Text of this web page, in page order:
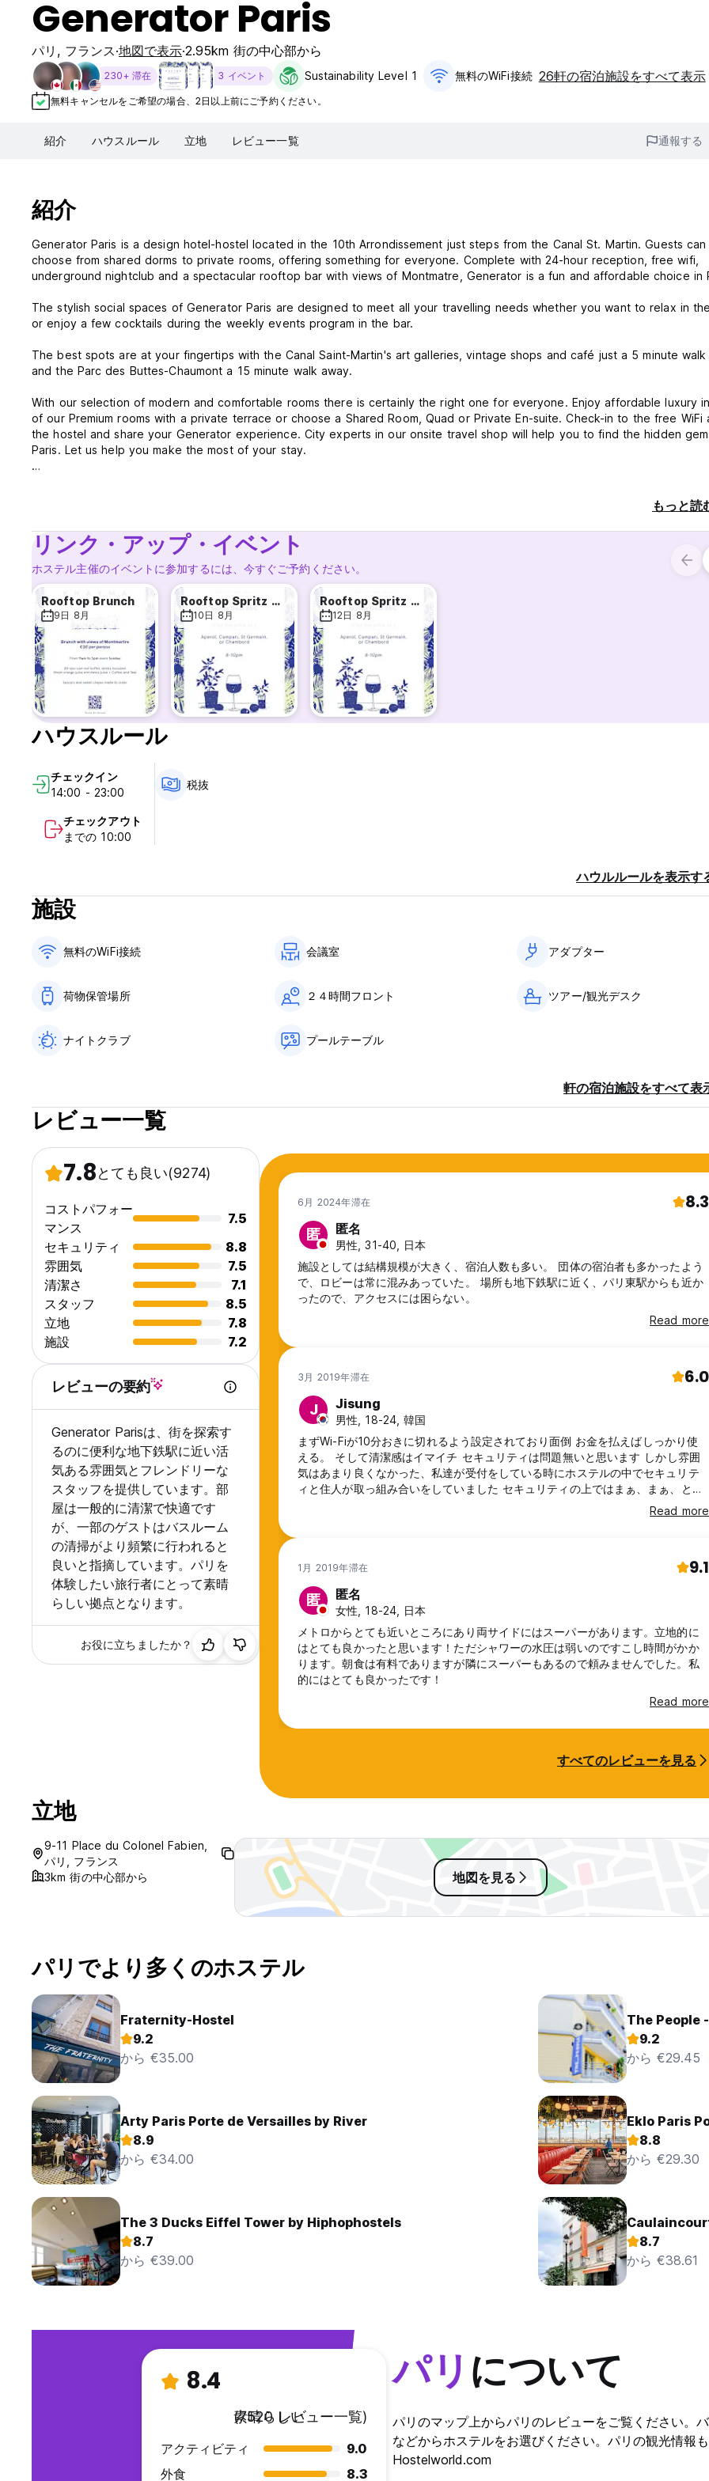
Generator Paris
パリ , フランス 地図で表示 2.95km 街の中心部から
230+ 滞在 3 イベント Sustainability Level 1 無料のWiFi接続 26軒の宿泊施設をすべて表示
無料キャンセルをご希望の場合、2日以上前にご予約ください。
紹介 ハウスルール 立地 レビュー一覧 通報する
紹介
Generator Paris is a design hotel-hostel located in the 10th Arrondissement just steps from the Canal St. Martin. Guests can
choose from shared dorms to private rooms, offering something for everyone. Complete with 24-hour reception, free wifi,
underground nightclub and a spectacular rooftop bar with views of Montmatre, Generator is a fun and affordable choice in
The stylish social spaces of Generator Paris are designed to meet all your travelling needs whether you want to relax in
or enjoy a few cocktails during the weekly events program in the bar.
The best spots are at your fingertips with the Canal Saint-Martin's art galleries, vintage shops and café just a 5 minute walk
and the Parc des Buttes-Chaumont a 15 minute walk away.
With our selection of modern and comfortable rooms there is certainly the right one for everyone. Enjoy affordable luxury
of our Premium rooms with a private terrace or choose a Shared Room, Quad or Private En-suite. Check-in to the free WiFi
the hostel and share your Generator experience. City experts in our onsite travel shop will help you to find the hidden
Paris. Let us help you make the most of your stay.
Check-in starts at 2 pm.
Check-out time is 10 am.
In case of no show or late cancellation, the total amount of the full booking will be charged unless the property is
arrival by the guest.
Cancellation policy: 24 hours before arrival.
This property may pre-authorize your card before arrival.
Payment types accepted at this property: cash, credit card and debit card.
Taxes included.
Breakfast not included. (International breakfast available upon request from 7 am to 10 am).
No curfew.
Non smoking rooms.
24H front desk.
Free WiFi access.
IMPORTANT INFO: please note that the Rooftop is closed during the winter season, from October to April.
GROUPS
Any reservation of 10 people or more per night will be considered a group with different terms and conditions. Groups
reservations can only be made through our reservations team, and Generator reserves the right to cancel it otherwise
BREAKFAST
Breakfast not included.
PET
In addition anyone over the age of 18 staying at Generator Paris will be charged a City Tax up to a maximum of 2.88 euro
person per night. This will be payable at check-in
Generator does not accept bookings from guests under the age of 16.
Minors can only stay in a private room when accompanied by a parent or legal guardian, who must stay in the same room.
relationship is not clear, a completed parental consent form must be presented at check-in. Guests under 18 are not
stay in shared dorms.
A parental consent form signed by a parent or legal guardian is required, along with a copy of the parent/legal guardian’s
Generator reserves the right to contact the parent or legal guardian to verify consent.
All guests must present a valid photo ID at check-in. Failure to comply with this policy will result in automatic cancellation
refund.
もっと読
リンク・アップ・イベント
ホステル主催のイベントに参加するには、今すぐご予約ください。
Rooftop Brunch
9日 8月
Rooftop Spritz Deal
10日 8月
Rooftop Spritz Deal
12日 8月
ハウスルール
チェックイン
14:00 - 23:00
チェックアウト
までの 10:00
税抜
ハウルルールを表示す
施設
無料のWiFi接続 会議室 アダプター
荷物保管場所 ２４時間フロント ツアー/観光デスク
ナイトクラブ プールテーブル
軒の宿泊施設をすべて表
レビュー一覧
7.8とても良い(9274)
コストパフォー
マンス
7.5
セキュリティ
8.8
雰囲気
7.5
清潔さ
7.1
スタッフ
8.5
立地
7.8
施設
7.2
レビューの要約
Generator Parisは、街を探索す
るのに便利な地下鉄駅に近い活
気ある雰囲気とフレンドリーな
スタッフを提供しています。部
屋は一般的に清潔で快適です
が、一部のゲストはバスルーム
の清掃がより頻繁に行われると
良いと指摘しています。パリを
体験したい旅行者にとって素晴
らしい拠点となります。
お役に立ちましたか？
6月 2024年滞在 8.3
匿 匿名
男性, 31-40, 日本
施設としては結構規模が大きく、宿泊人数も多い。 団体の宿泊者も多かったよう
で、ロビーは常に混みあっていた。 場所も地下鉄駅に近く、パリ東駅からも近か
ったので、アクセスには困らない。
Read more
3月 2019年滞在 6.0
J Jisung
男性, 18-24, 韓国
まずWi-Fiが10分おきに切れるよう設定されており面倒 お金を払えばしっかり使
える。 そして清潔感はイマイチ セキュリティは問題無いと思います しかし雰囲
気はあまり良くなかった、私達が受付をしている時にホステルの中でセキュリテ
ィと住人が取っ組み合いをしていました セキュリティの上ではまぁ、まぁ、とい
Read more
1月 2019年滞在 9.1
匿 匿名
女性, 18-24, 日本
メトロからとても近いところにあり両サイドにはスーパーがあります。立地的に
はとても良かったと思います！ただシャワーの水圧は弱いのですこし時間がかか
ります。朝食は有料でありますが隣にスーパーもあるので頼みませんでした。私
的にはとても良かったです！
Read more
すべてのレビューを見る
立地
9-11 Place du Colonel Fabien,
パリ, フランス
3km 街の中心部から
地図を見る
パリでより多くのホステル
Fraternity-Hostel
9.2
から €35.00
The People
9.2
から €29.45
Arty Paris Porte de Versailles by River
8.9
から €34.00
Eklo Paris
8.8
から €29.30
The 3 Ducks Eiffel Tower by Hiphophostels
8.7
から €39.00
8.7
から €38.61
8.4
素晴らしい
(7520 レビュー一覧)
アクティビティ
9.0
外食
8.3
パリ について
パリのマップ上からパリのレビューをご覧ください。
などからホステルをお選びください。パリの観光情報
Hostelworld.com